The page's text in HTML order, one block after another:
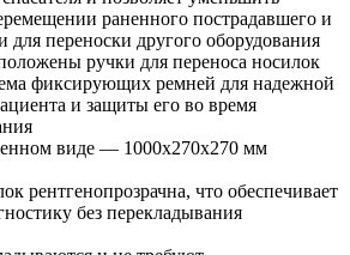
раненного пострадавшего и
для переноски другого оборудования
ручки для переноса носилок
фиксирующих ремней для надежной
и защиты его во время
виде — 1000х270х270 мм
рентгенопрозрачна, что обеспечивает
без перекладывания